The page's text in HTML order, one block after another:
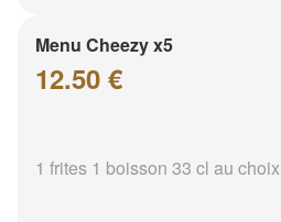
Menu Cheezy x5
12.50 €
1 frites 1 boisson 33 cl au choix